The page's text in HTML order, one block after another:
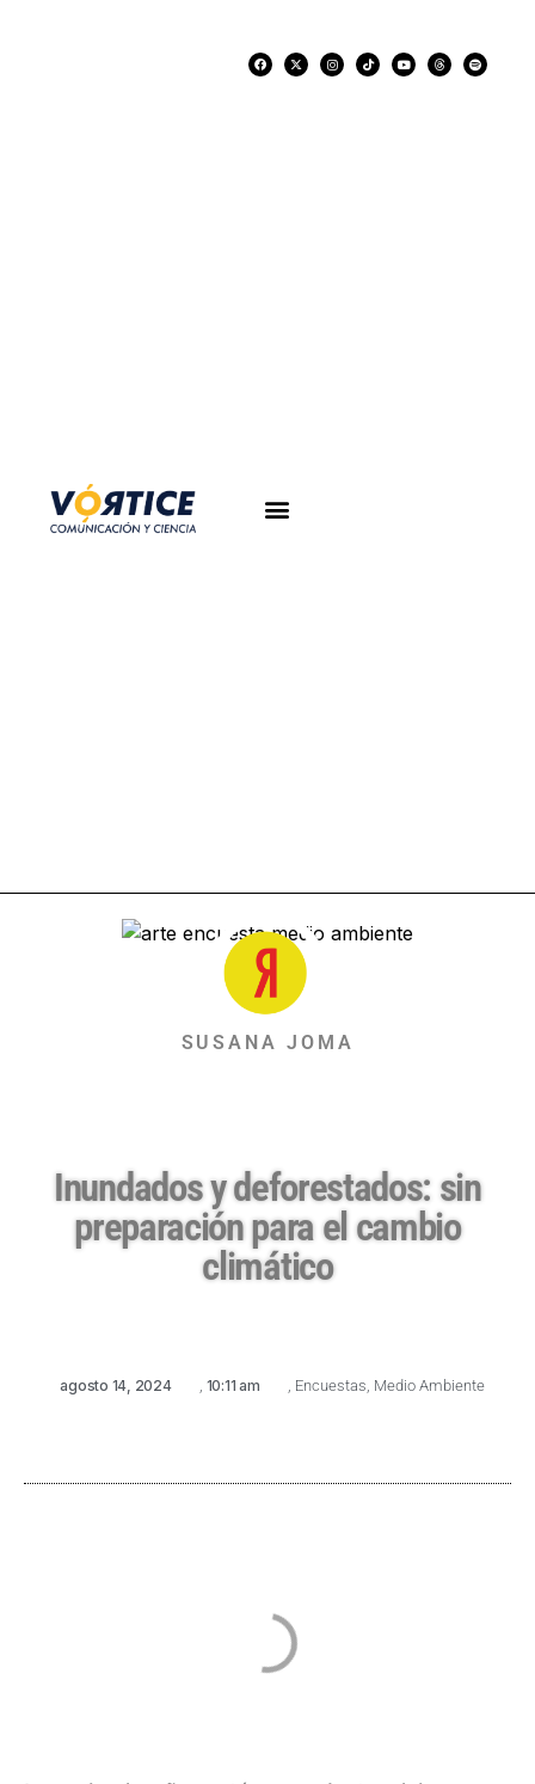
SUSANA JOMA
Inundados y deforestados: sin
preparación para el cambio
climático
agosto 14, 2024 , 10:11 am , Encuestas, Medio Ambiente